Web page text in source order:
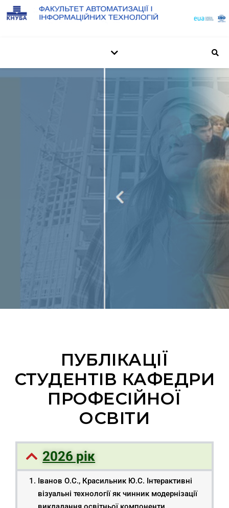
ПУБЛІКАЦІЇ
СТУДЕНТІВ КАФЕДРИ
ПРОФЕСІЙНОЇ
ОСВІТИ
2026 рік
Іванов О.С., Красильник Ю.С. Інтерактивні
візуальні технології як чинник модернізації